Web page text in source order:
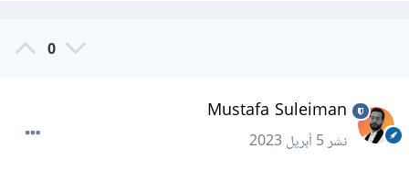
0
Mustafa Suleiman
نشر5 أبريل 2023